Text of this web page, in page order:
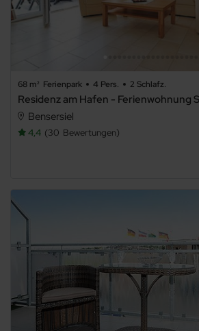
68 m² Ferienpark 4 Pers. 2 Schlafz.
Residenz am Hafen - Ferienwohnung
Bensersiel
4,4 30 Bewertungen